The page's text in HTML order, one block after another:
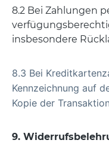
8.2 Bei Zahlungen
insbesondere
8.3 Bei
Kennzeichnung auf
Kopie der
9.